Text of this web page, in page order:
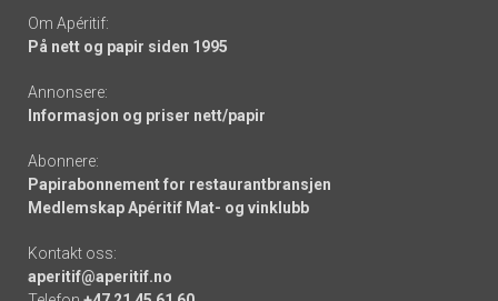
Om Apéritif:
På nett og papir siden 1995
Annonsere:
Informasjon og priser nett/papir
Abonnere:
Papirabonnement for restaurantbransjen
Medlemskap Apéritif Mat- og vinklubb
Kontakt oss:
aperitif@aperitif.no